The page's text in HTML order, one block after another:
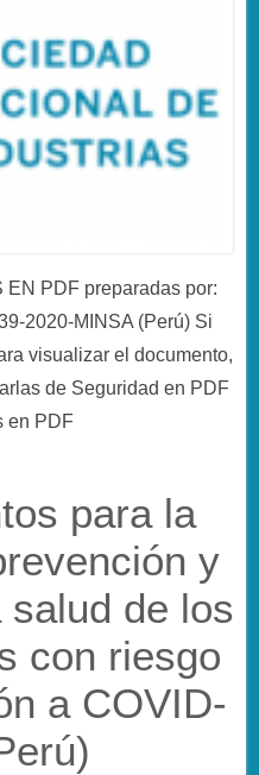
PDF preparadas por:
2020-MINSA (Perú) Si
visualizar el documento,
de Seguridad en PDF
en PDF
para la
y
de los
con riesgo
a COVID-